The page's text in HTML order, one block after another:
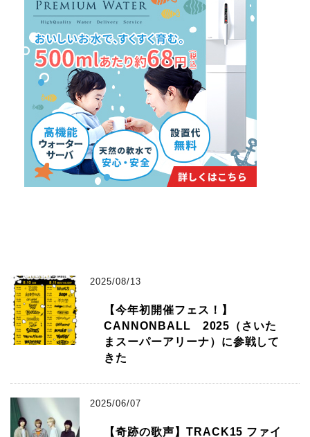
2025/08/13
【今年初開催フェス！】
CANNONBALL 2025（さいた
まスーパーアリーナ）に参戦して
きた
2025/06/07
【奇跡の歌声】TRACK15 ファイ